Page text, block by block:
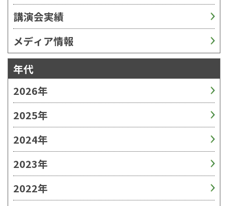
講演会実績
メディア情報
年代
2026年
2025年
2024年
2023年
2022年